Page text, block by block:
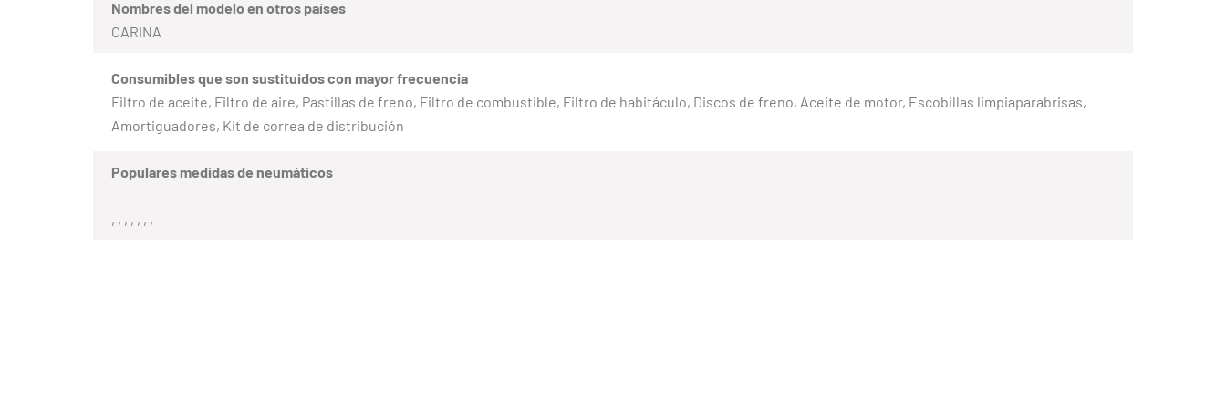
Nombres del modelo en otros países
CARINA
Consumibles que son sustituidos con mayor frecuencia
Filtro de aceite, Filtro de aire, Pastillas de freno, Filtro de combustible, Filtro de habitáculo, Discos de freno, Aceite de motor, Escobillas limpiaparabrisas,
Amortiguadores, Kit de correa de distribución
Populares medidas de neumáticos
, , , , , , ,